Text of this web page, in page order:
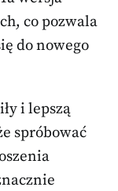
co pozwala
do nowego
i lepszą
spróbować